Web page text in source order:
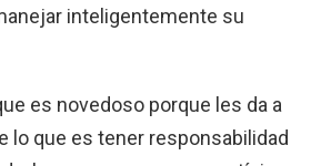
inteligentemente su
es novedoso porque les da a
lo que es tener responsabilidad